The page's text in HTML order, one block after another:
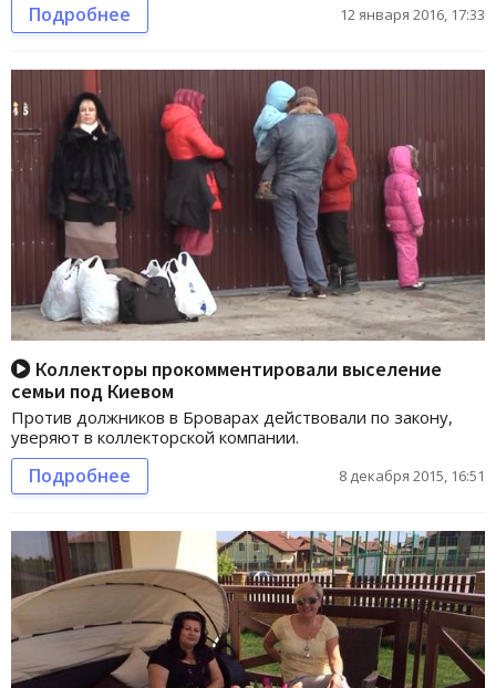
Подробнее 12 января 2016, 17:33
Коллекторы прокомментировали выселение
семьи под Киевом
Против должников в Броварах действовали по закону,
уверяют в коллекторской компании.
Подробнее 8 декабря 2015, 16:51